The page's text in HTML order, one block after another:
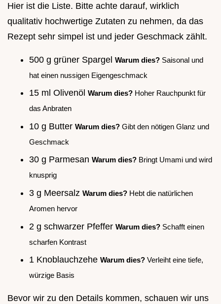
Hier ist die Liste. Bitte achte darauf, wirklich
qualitativ hochwertige Zutaten zu nehmen, da das
Rezept sehr simpel ist und jeder Geschmack zählt.
500 g grüner Spargel Warum dies? Saisonal und
hat einen nussigen Eigengeschmack
15 ml Olivenöl Warum dies? Hoher Rauchpunkt für
das Anbraten
10 g Butter Warum dies? Gibt den nötigen Glanz und
Geschmack
30 g Parmesan Warum dies? Bringt Umami und wird
knusprig
3 g Meersalz Warum dies? Hebt die natürlichen
Aromen hervor
2 g schwarzer Pfeffer Warum dies? Schafft einen
scharfen Kontrast
1 Knoblauchzehe Warum dies? Verleiht eine tiefe,
würzige Basis
Bevor wir zu den Details kommen, schauen wir uns